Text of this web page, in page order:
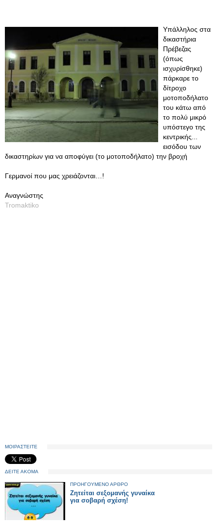
Υπάλληλος στα
δικαστήρια
Πρέβεζας
(όπως
ισχυρίσθηκε)
πάρκαρε το
δίτροχο
μοτοποδήλατο
του κάτω από
το πολύ μικρό
υπόστεγο της
κεντρικής...
εισόδου των
δικαστηρίων για να αποφύγει (το μοτοποδήλατο) την βροχή
Γερμανοί που μας χρειάζονται…!
Αναγνώστης
Tromaktiko
ΜΟΙΡΑΣΤΕΙΤΕ
ΔΕΙΤΕ ΑΚΟΜΑ
ΠΡΟΗΓΟΥΜΕΝΟ ΑΡΘΡΟ
Ζητείται σεξομανής γυναίκα
για σοβαρή σχέση!